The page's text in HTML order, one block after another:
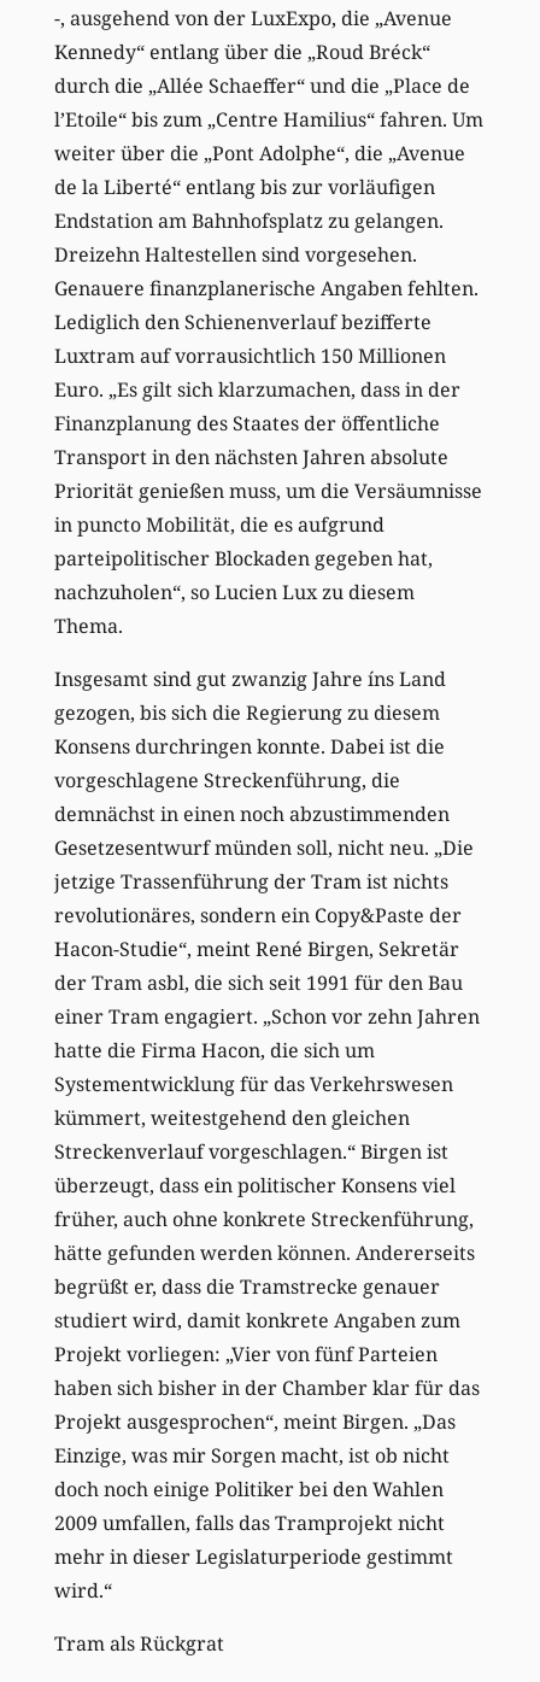
-, ausgehend von der LuxExpo, die „Avenue
Kennedy“ entlang über die „Roud Bréck“
durch die „Allée Schaeffer“ und die „Place de
l’Etoile“ bis zum „Centre Hamilius“ fahren. Um
weiter über die „Pont Adolphe“, die „Avenue
de la Liberté“ entlang bis zur vorläufigen
Endstation am Bahnhofsplatz zu gelangen.
Dreizehn Haltestellen sind vorgesehen.
Genauere finanzplanerische Angaben fehlten.
Lediglich den Schienenverlauf bezifferte
Luxtram auf vorrausichtlich 150 Millionen
Euro. „Es gilt sich klarzumachen, dass in der
Finanzplanung des Staates der öffentliche
Transport in den nächsten Jahren absolute
Priorität genießen muss, um die Versäumnisse
in puncto Mobilität, die es aufgrund
parteipolitischer Blockaden gegeben hat,
nachzuholen“, so Lucien Lux zu diesem
Thema.
Insgesamt sind gut zwanzig Jahre íns Land
gezogen, bis sich die Regierung zu diesem
Konsens durchringen konnte. Dabei ist die
vorgeschlagene Streckenführung, die
demnächst in einen noch abzustimmenden
Gesetzesentwurf münden soll, nicht neu. „Die
jetzige Trassenführung der Tram ist nichts
revolutionäres, sondern ein Copy&Paste der
Hacon-Studie“, meint René Birgen, Sekretär
der Tram asbl, die sich seit 1991 für den Bau
einer Tram engagiert. „Schon vor zehn Jahren
hatte die Firma Hacon, die sich um
Systementwicklung für das Verkehrswesen
kümmert, weitestgehend den gleichen
Streckenverlauf vorgeschlagen.“ Birgen ist
überzeugt, dass ein politischer Konsens viel
früher, auch ohne konkrete Streckenführung,
hätte gefunden werden können. Andererseits
begrüßt er, dass die Tramstrecke genauer
studiert wird, damit konkrete Angaben zum
Projekt vorliegen: „Vier von fünf Parteien
haben sich bisher in der Chamber klar für das
Projekt ausgesprochen“, meint Birgen. „Das
Einzige, was mir Sorgen macht, ist ob nicht
doch noch einige Politiker bei den Wahlen
2009 umfallen, falls das Tramprojekt nicht
mehr in dieser Legislaturperiode gestimmt
wird.“
Tram als Rückgrat